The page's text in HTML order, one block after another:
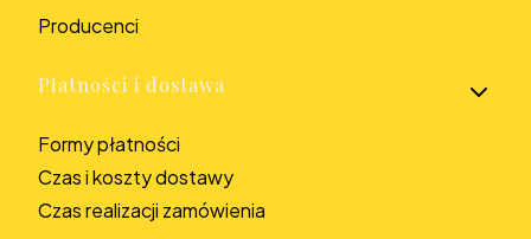
Producenci
Płatności i dostawa
Formy płatności
Czas i koszty dostawy
Czas realizacji zamówienia